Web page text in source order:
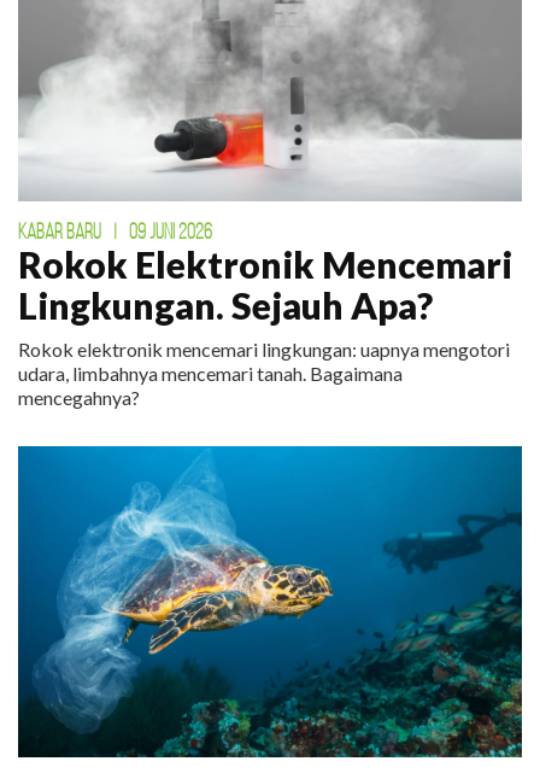
KABAR BARU | 09 JUNI 2026
Rokok Elektronik Mencemari
Lingkungan. Sejauh Apa?
Rokok elektronik mencemari lingkungan: uapnya mengotori
udara, limbahnya mencemari tanah. Bagaimana
mencegahnya?